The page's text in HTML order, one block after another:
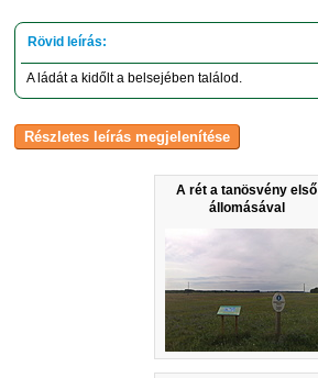
A rét a tanösvény első
állomásával
A ládát a kidőlt a belsejében találod.